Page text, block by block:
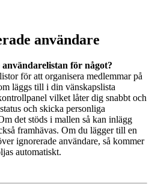
användare
för något?
för att organisera medlemmar på
läggs till i din vänskapslista
vilket låter dig snabbt och
och skicka personliga
det stöds i mallen så kan inlägg
framhävas. Om du lägger till en
ignorerade användare, så kommer
automatiskt.